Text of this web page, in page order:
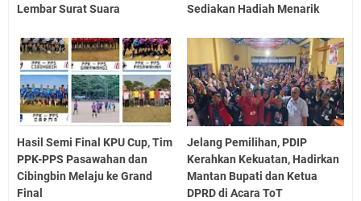
Lembar Surat Suara
Sediakan Hadiah Menarik
Hasil Semi Final KPU Cup, Tim
PPK-PPS Pasawahan dan
Cibingbin Melaju ke Grand
Final
Jelang Pemilihan, PDIP
Kerahkan Kekuatan, Hadirkan
Mantan Bupati dan Ketua
DPRD di Acara ToT